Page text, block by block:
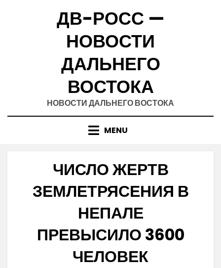
ДВ-РОСС —
НОВОСТИ
ДАЛЬНЕГО
ВОСТОКА
НОВОСТИ ДАЛЬНЕГО ВОСТОКА
MENU
ЧИСЛО ЖЕРТВ
ЗЕМЛЕТРЯСЕНИЯ В
НЕПАЛЕ
ПРЕВЫСИЛО 3600
ЧЕЛОВЕК